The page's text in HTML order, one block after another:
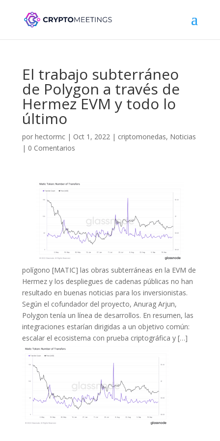
El trabajo subterráneo
de Polygon a través de
Hermez EVM y todo lo
último
por hectormc| Oct 1, 2022| criptomonedas, Noticias
| 0 Comentarios
polígono [MATIC] las obras subterráneas en la EVM de
Hermez y los despliegues de cadenas públicas no han
resultado en buenas noticias para los inversionistas.
Según el cofundador del proyecto, Anurag Arjun,
Polygon tenía un línea de desarrollos. En resumen, las
integraciones estarían dirigidas a un objetivo común:
escalar el ecosistema con prueba criptográfica y […]